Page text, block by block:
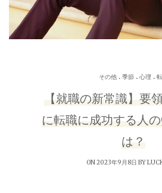
その他. 季節 . 心理 .
【就職の新常識】要
に転職に成功する人
は？
ON 2023年9月8日 BY